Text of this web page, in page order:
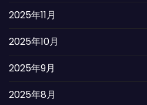
2025年11月
2025年10月
2025年9月
2025年8月